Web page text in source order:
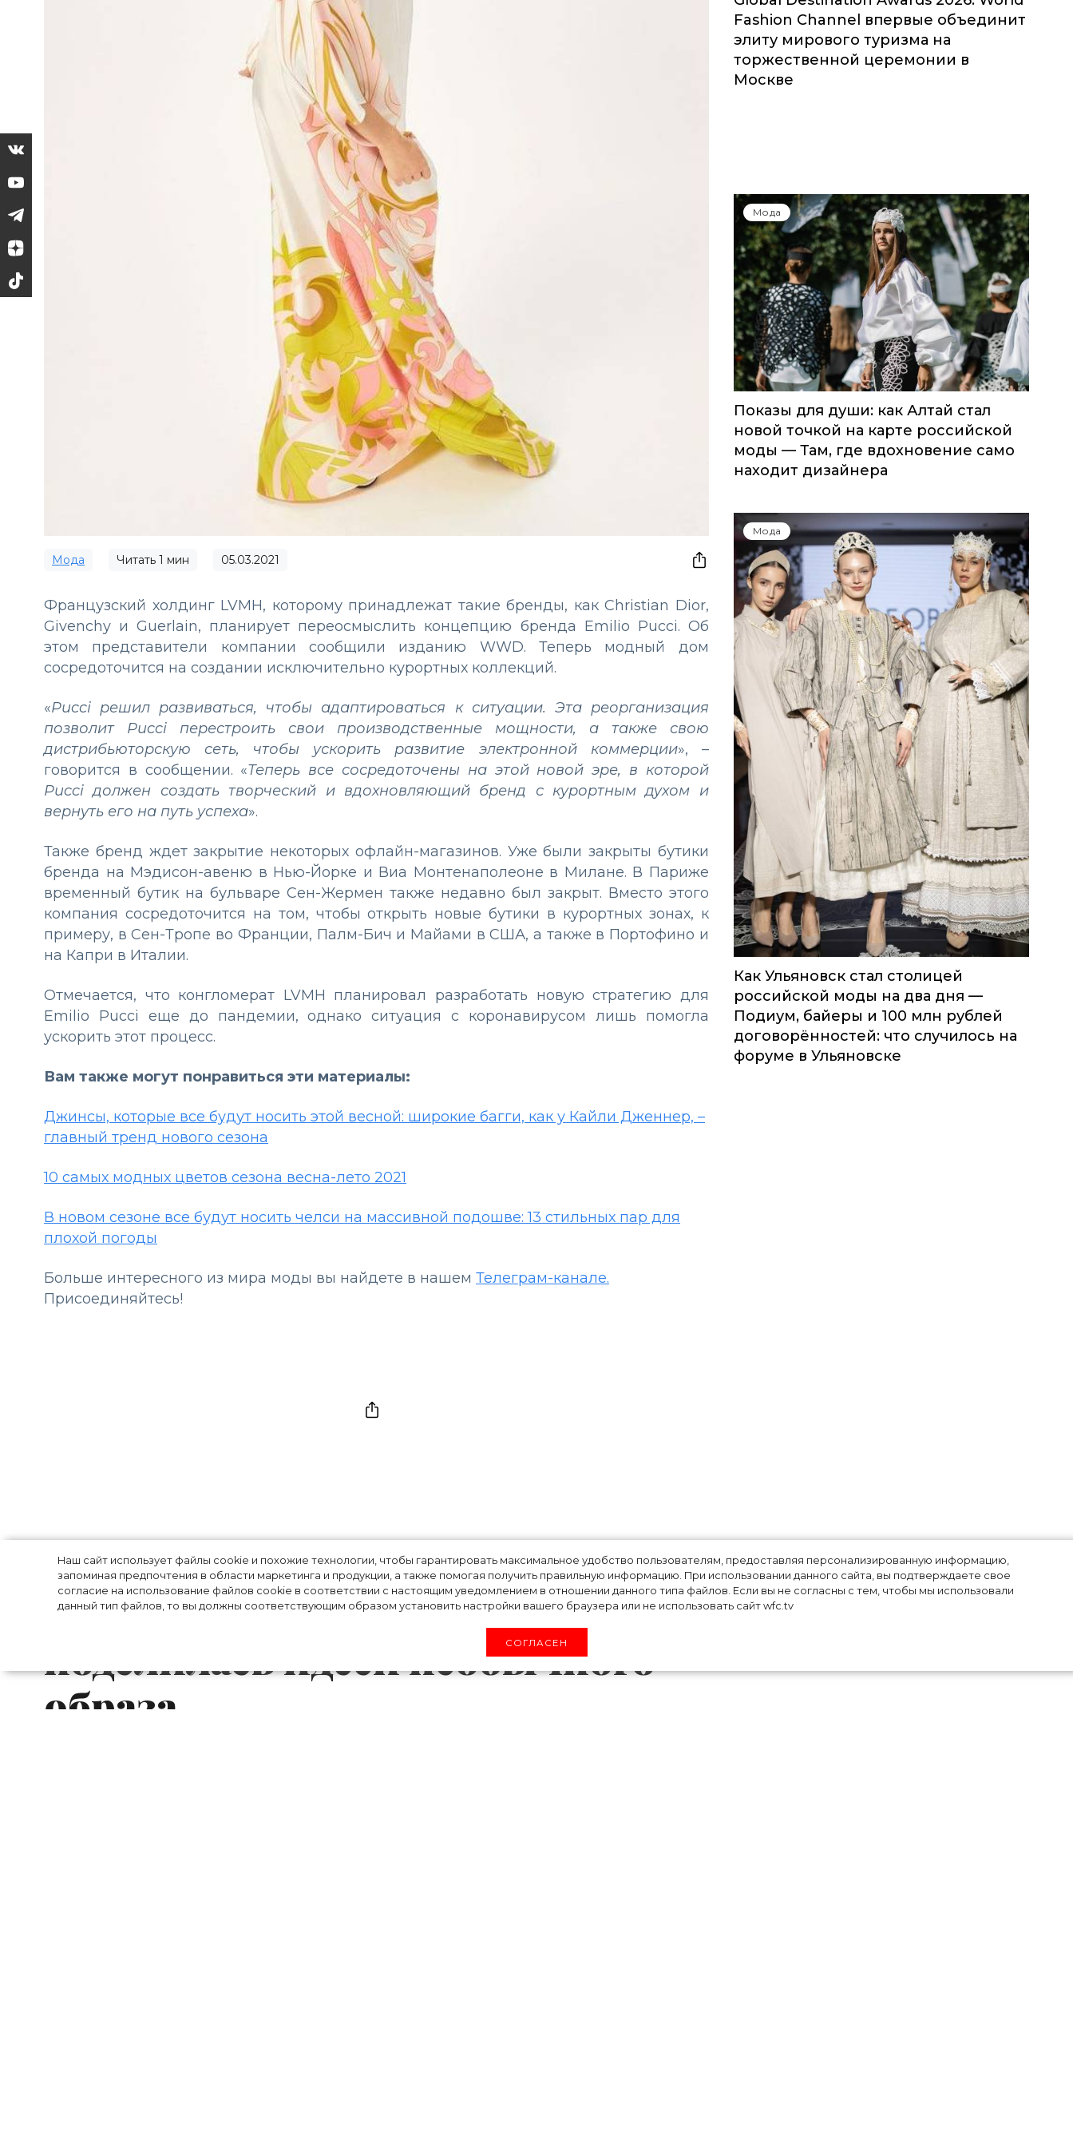
Наш сайт использует файлы cookie и похожие технологии, чтобы гарантировать максимальное удобство пользователям, предоставляя персонализированную информацию,
запоминая предпочтения в области маркетинга и продукции, а также помогая получить правильную информацию. При использовании данного сайта, вы подтверждаете свое
согласие на использование файлов cookie в соответствии с настоящим уведомлением в отношении данного типа файлов. Если вы не согласны с тем, чтобы мы использовали
данный тип файлов, то вы должны соответствующим образом установить настройки вашего браузера или не использовать сайт wfc.tv
СОГЛАСЕН
Мода Читать 1 мин 05.03.2021
Французский холдинг LVMH, которому принадлежат такие бренды, как Christian Dior,
Givenchy и Guerlain, планирует переосмыслить концепцию бренда Emilio Pucci. Об
этом представители компании сообщили изданию WWD. Теперь модный дом
сосредоточится на создании исключительно курортных коллекций.
«Pucci решил развиваться, чтобы адаптироваться к ситуации. Эта реорганизация
позволит Pucci перестроить свои производственные мощности, а также свою
дистрибьюторскую сеть, чтобы ​​ускорить развитие электронной коммерции», –
говорится в сообщении. «Теперь все сосредоточены на этой новой эре, в которой
Pucci должен создать творческий и вдохновляющий бренд с курортным духом и
вернуть его на путь успеха».
Также бренд ждет закрытие некоторых офлайн-магазинов. Уже были закрыты бутики
бренда на Мэдисон-авеню в Нью-Йорке и Виа Монтенаполеоне в Милане. В Париже
временный бутик на бульваре Сен-Жермен также недавно был закрыт. Вместо этого
компания сосредоточится на том, чтобы открыть новые бутики в курортных зонах, к
примеру, в Сен-Тропе во Франции, Палм-Бич и Майами в США, а также в Портофино и
на Капри в Италии.
Отмечается, что конгломерат LVMH планировал разработать новую стратегию для
Emilio Pucci еще до пандемии, однако ситуация с коронавирусом лишь помогла
ускорить этот процесс.
Вам также могут понравиться эти материалы:
Джинсы, которые все будут носить этой весной: широкие багги, как у Кайли Дженнер, –
главный тренд нового сезона
10 самых модных цветов сезона весна-лето 2021
В новом сезоне все будут носить челси на массивной подошве: 13 стильных пар для
плохой погоды
Больше интересного из мира моды вы найдете в нашем Телеграм-канале.
Присоединяйтесь!
Fashion Channel впервые объединит
элиту мирового туризма на
торжественной церемонии в
Москве
Мода
Показы для души: как Алтай стал
новой точкой на карте российской
моды — Там, где вдохновение само
находит дизайнера
Мода
Как Ульяновск стал столицей
российской моды на два дня —
Подиум, байеры и 100 млн рублей
договорённостей: что случилось на
форуме в Ульяновске
Джинсовая куртка + вечернее
платье: певица Рита Ора
поделилась идеей необычного
образа